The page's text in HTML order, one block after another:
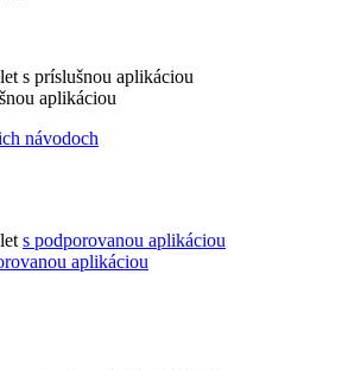
s príslušnou aplikáciou
aplikáciou
návodoch
s podporovanou aplikáciou
aplikáciou